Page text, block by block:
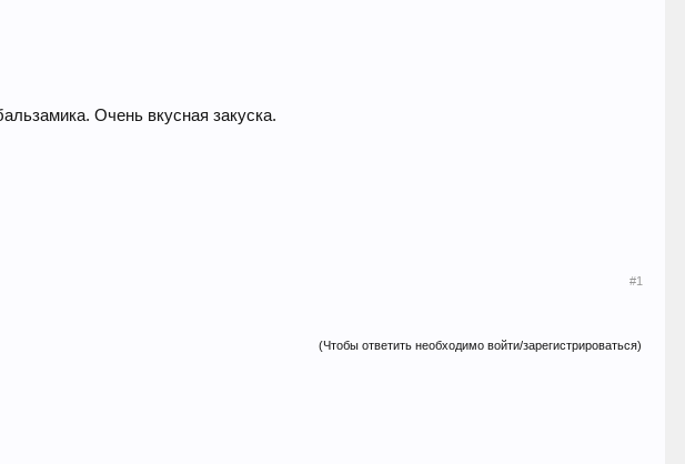
Очень вкусная закуска.
#1
(Чтобы ответить необходимо войти/зарегистрироваться)